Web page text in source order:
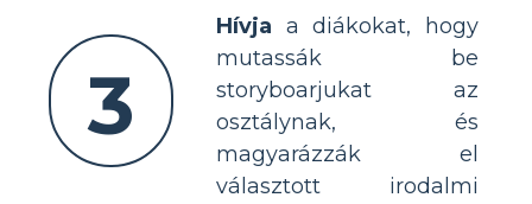
3
Hívja a diákokat, hogy
mutassák be
storyboarjukat az
osztálynak, és
magyarázzák el
választott irodalmi